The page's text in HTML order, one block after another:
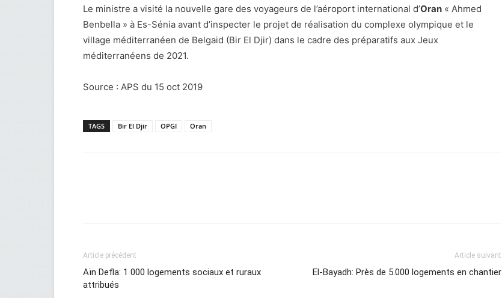
Le ministre a visité la nouvelle gare des voyageurs de l’aéroport international d’Oran « Ahmed
Benbella » à Es-Sénia avant d’inspecter le projet de réalisation du complexe olympique et le
village méditerranéen de Belgaid (Bir El Djir) dans le cadre des préparatifs aux Jeux
méditerranéens de 2021.
Source : APS du 15 oct 2019
TAGS Bir El Djir OPGI Oran
Article précédent
Aïn Defla: 1 000 logements sociaux et ruraux
attribués
Article suivant
El-Bayadh: Près de 5.000 logements en chantier